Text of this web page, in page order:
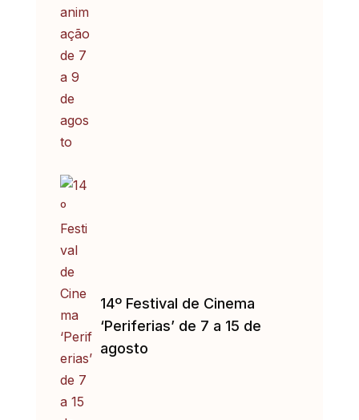
14º Festival de Cinema
‘Periferias’ de 7 a 15 de
agosto